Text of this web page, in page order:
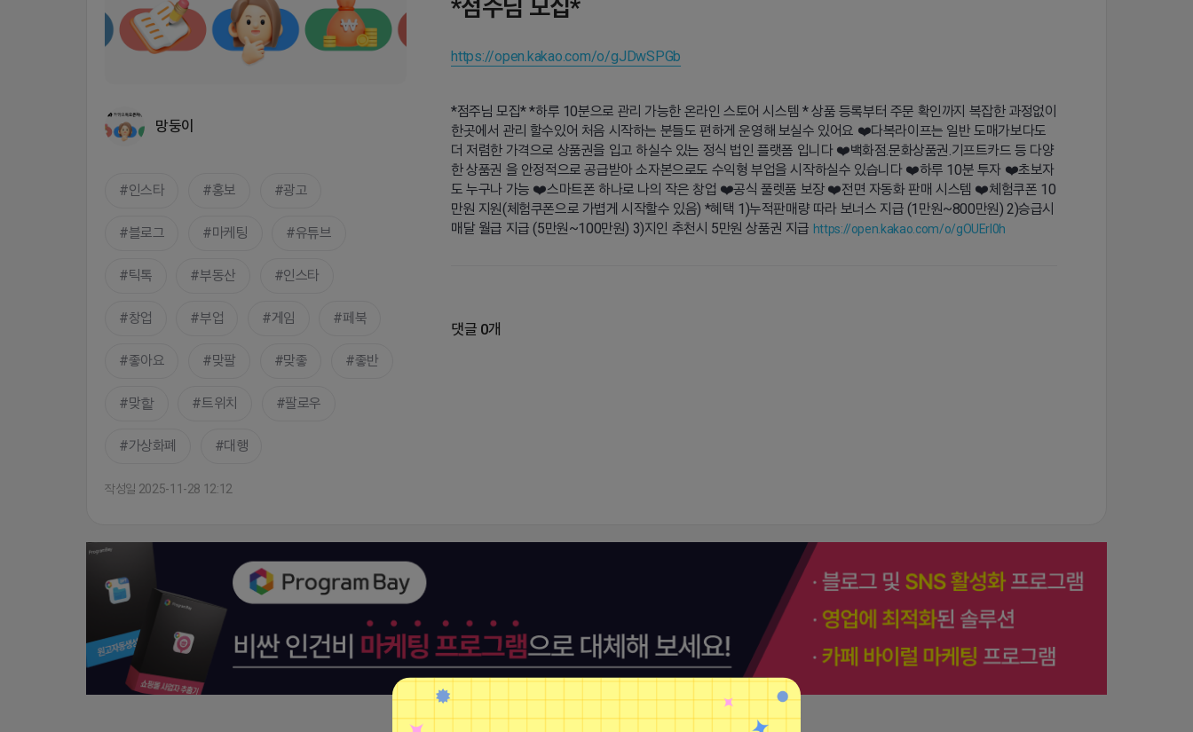
망둥이
인스타 홍보 광고
블로그 마케팅 유튜브
틱톡 부동산 인스타
창업 부업 게임 페북
좋아요 맞팔 맞좋 좋반
맞핱 트위치 팔로우
가상화폐 대행
작성일 2025-11-28 12:12
*점주님 모집*
https://open.kakao.com/o/gJDwSPGb
*점주님 모집* *하루 10분으로 관리 가능한 온라인 스토어 시스템 * 상품 등록부터 주문 확인까지 복잡한 과정없이
한곳에서 관리 할수있어 처음 시작하는 분들도 편하게 운영해 보실수 있어요 ❤️다복라이프는 일반 도매가보다도
더 저렴한 가격으로 상품권을 입고 하실수 있는 정식 법인 플랫폼 입니다 ❤️백화점.문화상품권.기프트카드 등 다양
한 상품권 을 안정적으로 공급받아 소자본으로도 수익형 부업을 시작하실수 있습니다 ❤️하루 10분 투자 ❤️초보자
도 누구나 가능 ❤️스마트폰 하나로 나의 작은 창업 ❤️공식 풀렛품 보장 ❤️전면 자동화 판매 시스템 ❤️체험쿠폰 10
만원 지원(체험쿠폰으로 가볍게 시작할수 있음) *혜택 1)누적판매량 따라 보너스 지급 (1만원~800만원) 2)승급시
매달 월급 지급 (5만원~100만원) 3)지인 추천시 5만원 상품권 지급 https://open.kakao.com/o/gOUErl0h
댓글 0개
유사 컨텐츠 더보기